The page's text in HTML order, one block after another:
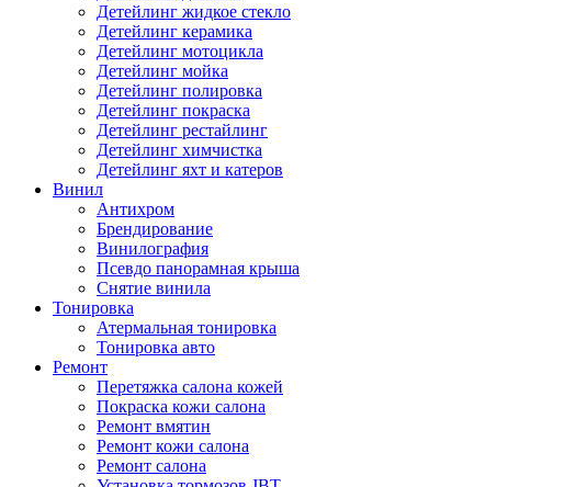
Детейлинг жидкое стекло
Детейлинг керамика
Детейлинг мотоцикла
Детейлинг мойка
Детейлинг полировка
Детейлинг покраска
Детейлинг рестайлинг
Детейлинг химчистка
Детейлинг яхт и катеров
Винил
Антихром
Брендирование
Винилография
Псевдо панорамная крыша
Снятие винила
Тонировка
Атермальная тонировка
Тонировка авто
Ремонт
Перетяжка салона кожей
Покраска кожи салона
Ремонт вмятин
Ремонт кожи салона
Ремонт салона